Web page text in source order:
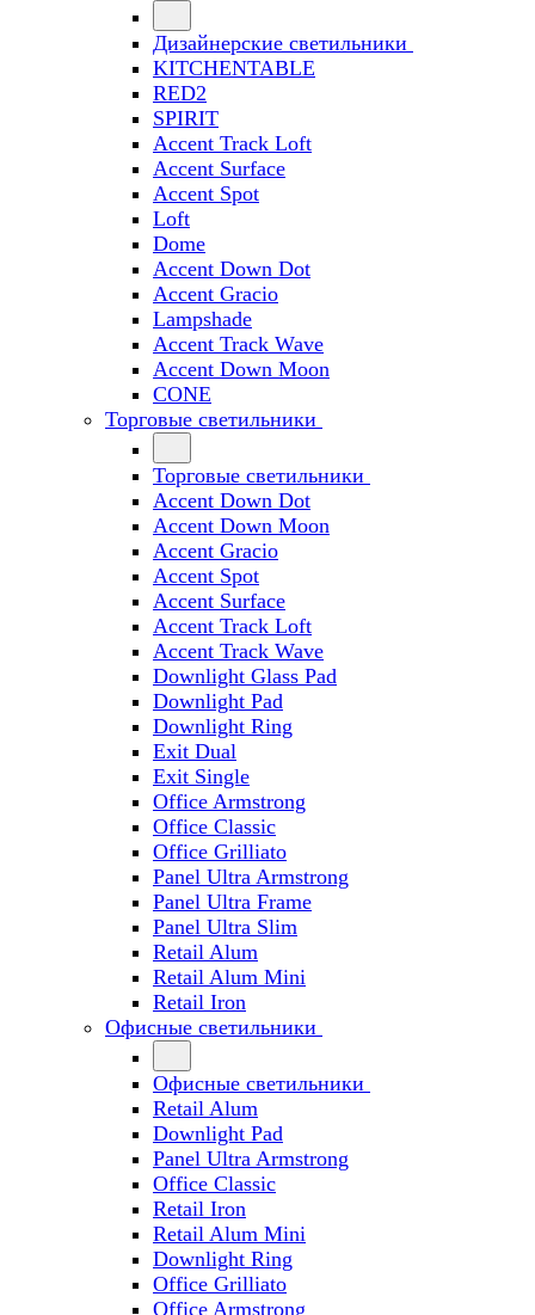
Дизайнерские светильники
KITCHENTABLE
RED2
SPIRIT
Accent Track Loft
Accent Surface
Accent Spot
Loft
Dome
Accent Down Dot
Accent Gracio
Lampshade
Accent Track Wave
Accent Down Moon
CONE
Торговые светильники
Торговые светильники
Accent Down Dot
Accent Down Moon
Accent Gracio
Accent Spot
Accent Surface
Accent Track Loft
Accent Track Wave
Downlight Glass Pad
Downlight Pad
Downlight Ring
Exit Dual
Exit Single
Office Armstrong
Office Classic
Office Grilliato
Panel Ultra Armstrong
Panel Ultra Frame
Panel Ultra Slim
Retail Alum
Retail Alum Mini
Retail Iron
Офисные светильники
Офисные светильники
Retail Alum
Downlight Pad
Panel Ultra Armstrong
Office Classic
Retail Iron
Retail Alum Mini
Downlight Ring
Office Grilliato
Office Armstrong